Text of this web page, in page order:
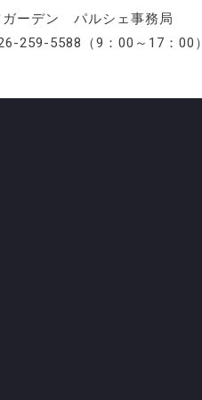
ガーデン パルシェ事務局
259-5588（9：00～17：00）